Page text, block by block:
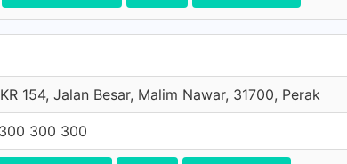
154, Jalan Besar, Malim Nawar, 31700, Perak
300 300